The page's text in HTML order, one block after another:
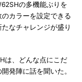
の多機能ぶりを
カラーを設定できる
なチャレンジが盛り
は、どんな点にこだ
発陣に話を聞いた。